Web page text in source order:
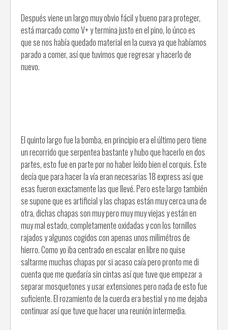
Después viene un largo muy obvio fácil y bueno para proteger,
está marcado como V+ y termina justo en el pino, lo únco es
que se nos había quedado material en la cueva ya que habíamos
parado a comer, así que tuvimos que regresar y hacerlo de
nuevo.
El quinto largo fue la bomba, en principio era el último pero tiene
un recorrido que serpentea bastante y hubo que hacerlo en dos
partes, esto fue en parte por no haber leido bien el corquis. Este
decía que para hacer la vía eran necesarias 18 express así que
esas fueron exactamente las que llevé. Pero este largo también
se supone que es artificial y las chapas están muy cerca una de
otra, dichas chapas son muy pero muy muy viejas y están en
muy mal estado, completamente oxidadas y con los tornillos
rajados y algunos cogidos con apenas unos milimétros de
hierro. Como yo iba centrado en escalar en libre no quise
saltarme muchas chapas por si acaso caía pero pronto me di
cuenta que me quedaría sin cintas así que tuve que empezar a
separar mosquetones y usar extensiones pero nada de esto fue
suficiente. El rozamiento de la cuerda era bestial y no me dejaba
continuar así que tuve que hacer una reunión intermedia.